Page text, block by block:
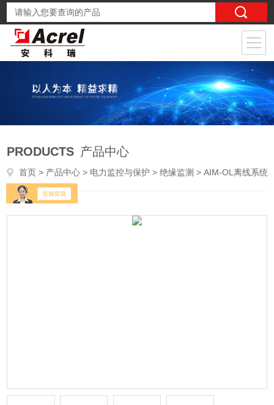
PRODUCTS 产品中心
首页 > 产品中心 > 电力监控与保护 >绝缘监测 > AIM-OL离线系统绝缘监测装置